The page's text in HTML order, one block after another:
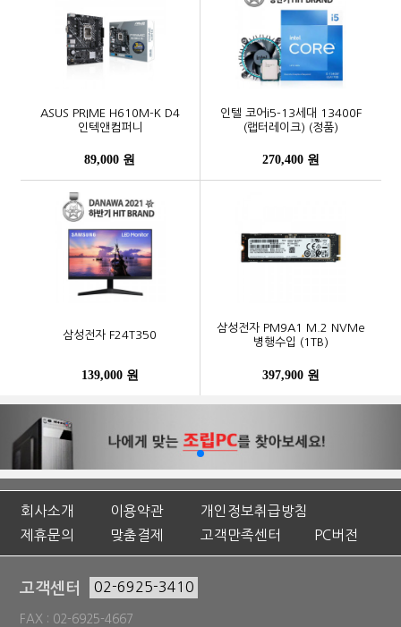
ASUS PRIME H610M-K D4
인텍앤컴퍼니
89,000 원
인텔 코어i5-13세대 13400F
(랩터레이크) (정품)
270,400 원
삼성전자 F24T350
139,000 원
삼성전자 PM9A1 M.2 NVMe
병행수입 (1TB)
397,900 원
회사소개 이용약관
개인정보취급방침
제휴문의
맞춤결제 고객만족센터 PC버전
고객센터 02-6925-3410
FAX : 02-6925-4667